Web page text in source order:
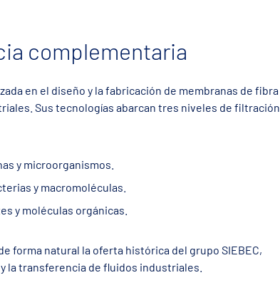
complementaria
en el diseño y la fabricación de membranas de fibra
Sus tecnologías abarcan tres niveles de filtración
y microorganismos.
y macromoléculas.
y moléculas orgánicas.
forma natural la oferta histórica del grupo SIEBEC,
la transferencia de fluidos industriales.